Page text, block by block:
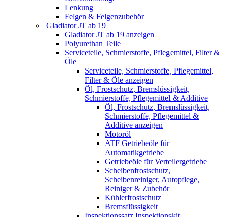
Lenkung
Felgen & Felgenzubehör
Gladiator JT ab 19
Gladiator JT ab 19 anzeigen
Polyurethan Teile
Serviceteile, Schmierstoffe, Pflegemittel, Filter &
Öle
Serviceteile, Schmierstoffe, Pflegemittel,
Filter & Öle anzeigen
Öl, Frostschutz, Bremslüssigkeit,
Schmierstoffe, Pflegemittel & Additive
Öl, Frostschutz, Bremslüssigkeit,
Schmierstoffe, Pflegemittel &
Additive anzeigen
Motoröl
ATF Getriebeöle für
Automatikgetriebe
Getriebeöle für Verteilergetriebe
Scheibenfrostschutz,
Scheibenreiniger, Autopflege,
Reiniger & Zubehör
Kühlerfrostschutz
Bremsflüssigkeit